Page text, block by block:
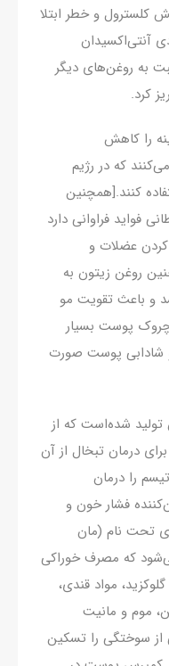
کلسترول و خطر ابتلا
آنتی‌اکسیدان
به روغن‌های دیگر
کرد.
را کاهش
که در رژیم
کنند.[همچنین
فواید فراوانی دارد
عضلات و
روغن زیتون به
و باعث تقویت مو
پوست بسیار
شادابی پوست صورت
تولید شده‌است که از
درمان تبخال از آن
را درمان
فشار خون و
تحت نام (مان
که مصرف خوراکی
مواد قندی،
موم و مانیت
از سوختگی را تسکین